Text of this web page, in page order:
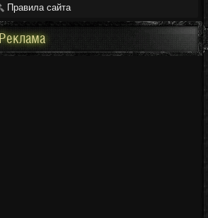
Правила сайта
Реклама